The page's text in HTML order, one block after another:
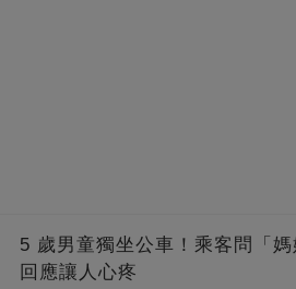
5 歲男童獨坐公車！乘客問「
回應讓人心疼